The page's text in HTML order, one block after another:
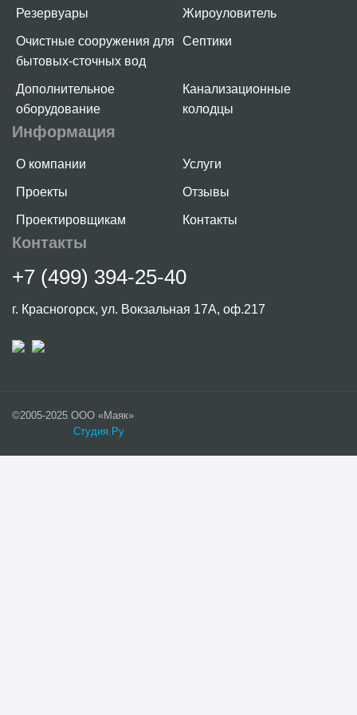
Резервуары Жироуловитель
Очистные сооружения для
бытовых-сточных вод
Септики
Дополнительное
оборудование
Канализационные
колодцы
Информация
О компании Услуги
Проекты Отзывы
Проектировщикам Контакты
Контакты
+7 (499) 394-25-40
г. Красногорск, ул. Вокзальная 17А, оф.217
©2005-2025 ООО «Маяк»
Студия.Ру